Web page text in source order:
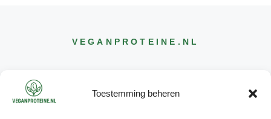
Toestemming beheren
VEGANPROTEINE .NL